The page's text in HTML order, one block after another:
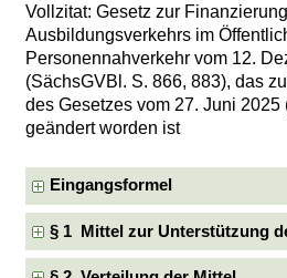
Vollzitat: Gesetz zur
Ausbildungsverkehrs im
Personennahverkehr vom 12.
(SächsGVBl. S. 866, 883), das
des Gesetzes vom 27. Juni
geändert worden ist
Eingangsformel
§ 1 Mittel zur Unterstützung